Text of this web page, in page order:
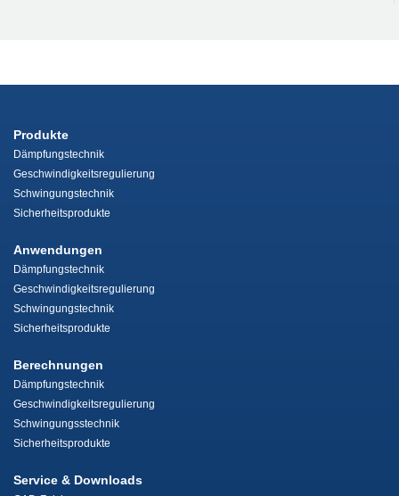
Produkte
Dämpfungstechnik
Geschwindigkeitsregulierung
Schwingungstechnik
Sicherheitsprodukte
Anwendungen
Dämpfungstechnik
Geschwindigkeitsregulierung
Schwingungstechnik
Sicherheitsprodukte
Berechnungen
Dämpfungstechnik
Geschwindigkeitsregulierung
Schwingungsstechnik
Sicherheitsprodukte
Service & Downloads